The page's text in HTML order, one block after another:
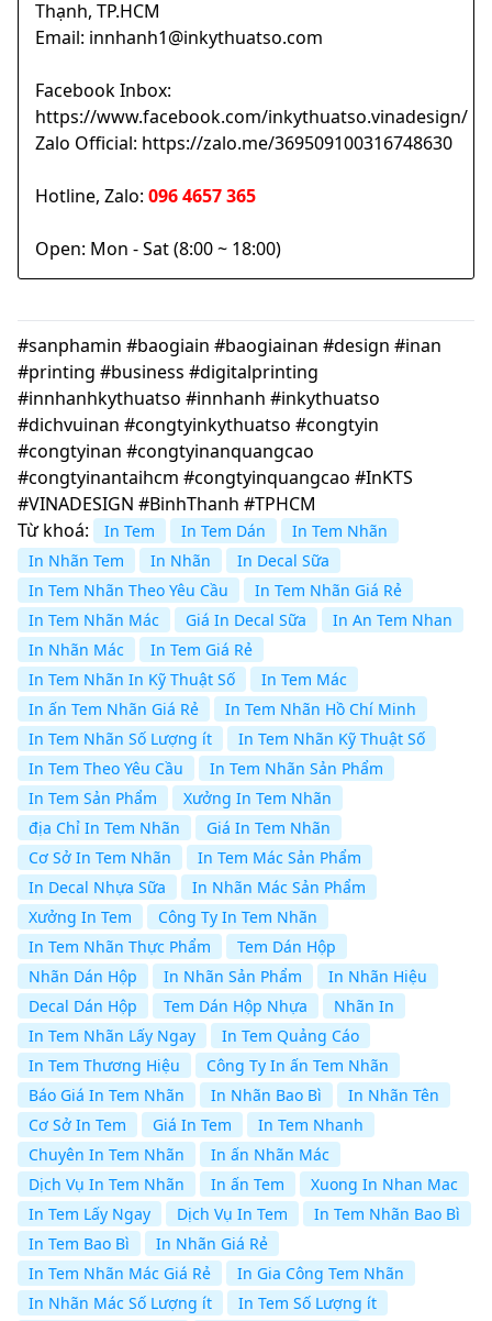
Thạnh, TP.HCM
Email: innhanh1@inkythuatso.com
Facebook Inbox:
https://www.facebook.com/inkythuatso.vinadesign/
Zalo Official: https://zalo.me/369509100316748630
Hotline, Zalo: 096 4657 365
Open: Mon - Sat (8:00 ~ 18:00)
#sanphamin #baogiain #baogiainan #design #inan
#printing #business #digitalprinting
#innhanhkythuatso #innhanh #inkythuatso
#dichvuinan #congtyinkythuatso #congtyin
#congtyinan #congtyinanquangcao
#congtyinantaihcm #congtyinquangcao #InKTS
#VINADESIGN #BinhThanh #TPHCM
Từ khoá:
In Tem In Tem Dán
In Tem Nhãn
In Nhãn Tem
In Nhãn
In Decal Sữa
In Tem Nhãn Theo Yêu Cầu
In Tem Nhãn Giá Rẻ
In Tem Nhãn Mác
Giá In Decal Sữa
In An Tem Nhan
In Nhãn Mác
In Tem Giá Rẻ
In Tem Nhãn In Kỹ Thuật Số
In Tem Mác
In ấn Tem Nhãn Giá Rẻ
In Tem Nhãn Hồ Chí Minh
In Tem Nhãn Số Lượng ít
In Tem Nhãn Kỹ Thuật Số
In Tem Theo Yêu Cầu
In Tem Nhãn Sản Phẩm
In Tem Sản Phẩm
Xưởng In Tem Nhãn
địa Chỉ In Tem Nhãn
Giá In Tem Nhãn
Cơ Sở In Tem Nhãn
In Tem Mác Sản Phẩm
In Decal Nhựa Sữa
In Nhãn Mác Sản Phẩm
Xưởng In Tem
Công Ty In Tem Nhãn
In Tem Nhãn Thực Phẩm
Tem Dán Hộp
Nhãn Dán Hộp
In Nhãn Sản Phẩm
In Nhãn Hiệu
Decal Dán Hộp
Tem Dán Hộp Nhựa
Nhãn In
In Tem Nhãn Lấy Ngay
In Tem Quảng Cáo
In Tem Thương Hiệu
Công Ty In ấn Tem Nhãn
Báo Giá In Tem Nhãn
In Nhãn Bao Bì
In Nhãn Tên
Cơ Sở In Tem
Giá In Tem
In Tem Nhanh
Chuyên In Tem Nhãn
In ấn Nhãn Mác
Dịch Vụ In Tem Nhãn
In ấn Tem
Xuong In Nhan Mac
In Tem Lấy Ngay
Dịch Vụ In Tem
In Tem Nhãn Bao Bì
In Tem Bao Bì
In Nhãn Giá Rẻ
In Tem Nhãn Mác Giá Rẻ
In Gia Công Tem Nhãn
In Nhãn Mác Số Lượng ít
In Tem Số Lượng ít